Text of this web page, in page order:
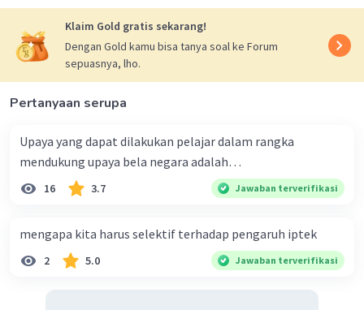
Klaim Gold gratis sekarang!
Dengan Gold kamu bisa tanya soal ke Forum
sepuasnya, lho.
Pertanyaan serupa
Upaya yang dapat dilakukan pelajar dalam rangka
mendukung upaya bela negara adalah…
16 3.7 Jawaban terverifikasi
mengapa kita harus selektif terhadap pengaruh iptek
2 5.0 Jawaban terverifikasi